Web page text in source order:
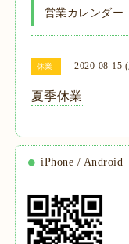
営業カレンダー
休業 2020-08-15
夏季休業
iPhone / Android